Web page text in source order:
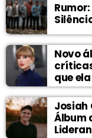
Novo
que
Josiah
Álbum